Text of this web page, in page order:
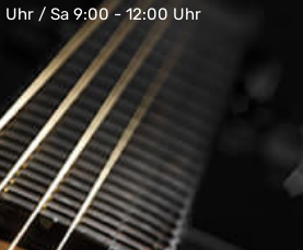
Uhr / Sa 9:00 - 12:00 Uhr